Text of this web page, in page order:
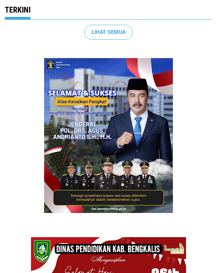
TERKINI
LIHAT SEMUA